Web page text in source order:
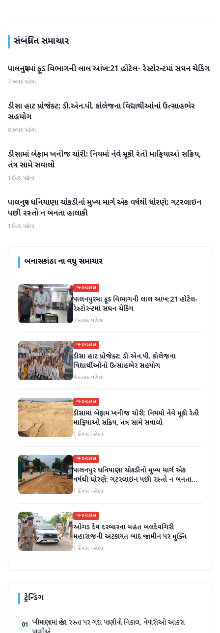
સંબંધિત સમાચાર
બનાસકાંઠા
પાલનપુરમાં ફૂડ વિભાગની લાલ આંખ:21 હોટેલ- રેસ્ટોરન્ટમાં સઘન ચેકિંગ
7 કલાક પહેલા
બનાસકાંઠા
ડીસા હાટ પ્રોજેક્ટ: ડી.એન.પી. કોલેજના વિદ્યાર્થીઓનો ઉત્સાહભેર
સહયોગ
8 કલાક પહેલા
બનાસકાંઠા
ડીસામાં બેફામ ખનીજ ચોરી: નિયમો નેવે મૂકી રેતી માફિયાઓ સક્રિય,
તંત્ર સામે સવાલો
1 દિવસ પહેલા
બનાસકાંઠા
પાલનપુર ધનિયાણા ચોકડીનો મુખ્ય માર્ગ એક વર્ષથી ધોરણે: ગટરલાઇન
પછી રસ્તો ન બનતા હાલાકી
1 દિવસ પહેલા
બનાસકાંઠાના વધુ સમાચાર
બનાસકાંઠા
પાલનપુરમાં ફૂડ વિભાગની લાલ આંખ:21 હોટેલ-
રેસ્ટોરન્ટમાં સઘન ચેકિંગ
7 કલાક પહેલા
બનાસકાંઠા
ડીસા હાટ પ્રોજેક્ટ: ડી.એન.પી. કોલેજના
વિદ્યાર્થીઓનો ઉત્સાહભેર સહયોગ
8 કલાક પહેલા
બનાસકાંઠા
ડીસામાં બેફામ ખનીજ ચોરી: નિયમો નેવે મૂકી રેતી
માફિયાઓ સક્રિય, તંત્ર સામે સવાલો
1 દિવસ પહેલા
બનાસકાંઠા
પાલનપુર ધનિયાણા ચોકડીનો મુખ્ય માર્ગ એક
વર્ષથી ધોરણે: ગટરલાઇન પછી રસ્તો ન બનતા
હાલાકી
1 દિવસ પહેલા
બનાસકાંઠા
ઓગડ દેવ દરબારના મહંત બલદેવગિરી
મહારાજની અટકાયત બાદ જામીન પર મુક્તિ
1 દિવસ પહેલા
ટ્રેન્ડિંગ
01 ખીમાણામાં જાહેર રસ્તા પર ગંદા પાણીનો નિકાલ, વેપારીઓ આકરા